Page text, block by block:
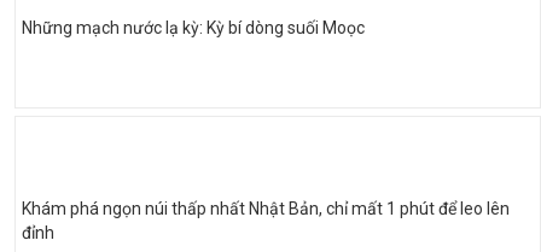
Những mạch nước lạ kỳ: Kỳ bí dòng suối Moọc
Khám phá ngọn núi thấp nhất Nhật Bản, chỉ mất 1 phút để leo lên
đỉnh